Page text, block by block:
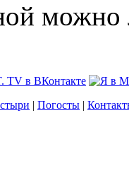
| Погосты |